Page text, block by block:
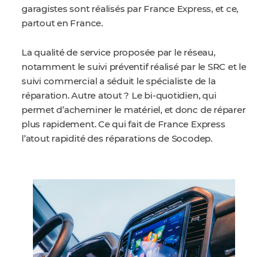
garagistes sont réalisés par France Express, et ce,
partout en France.
La qualité de service proposée par le réseau,
notamment le suivi préventif réalisé par le SRC et le
suivi commercial a séduit le spécialiste de la
réparation. Autre atout ? Le bi-quotidien, qui
permet d’acheminer le matériel, et donc de réparer
plus rapidement. Ce qui fait de France Express
l’atout rapidité des réparations de Socodep.